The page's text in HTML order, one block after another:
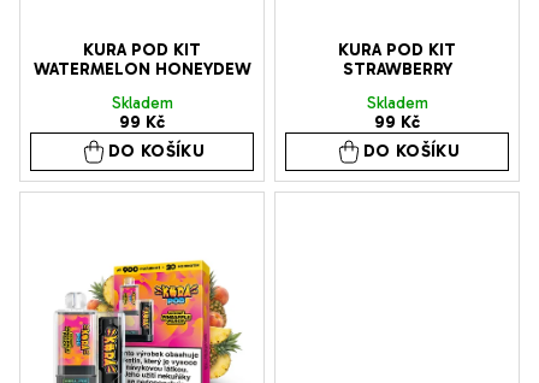
ů
KURA POD KIT
WATERMELON HONEYDEW
Skladem
99 Kč
DO KOŠÍKU
KURA POD KIT
STRAWBERRY
Skladem
99 Kč
DO KOŠÍKU